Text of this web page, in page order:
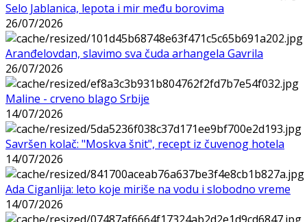
Selo Jablanica, lepota i mir među borovima
26/07/2026
Aranđelovdan, slavimo sva čuda arhangela Gavrila
26/07/2026
Maline - crveno blago Srbije
14/07/2026
Savršen kolač: "Moskva šnit", recept iz čuvenog hotela
14/07/2026
Ada Ciganlija: leto koje miriše na vodu i slobodno vreme
14/07/2026